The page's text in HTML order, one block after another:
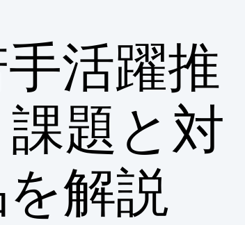
活躍推
題と対
解説